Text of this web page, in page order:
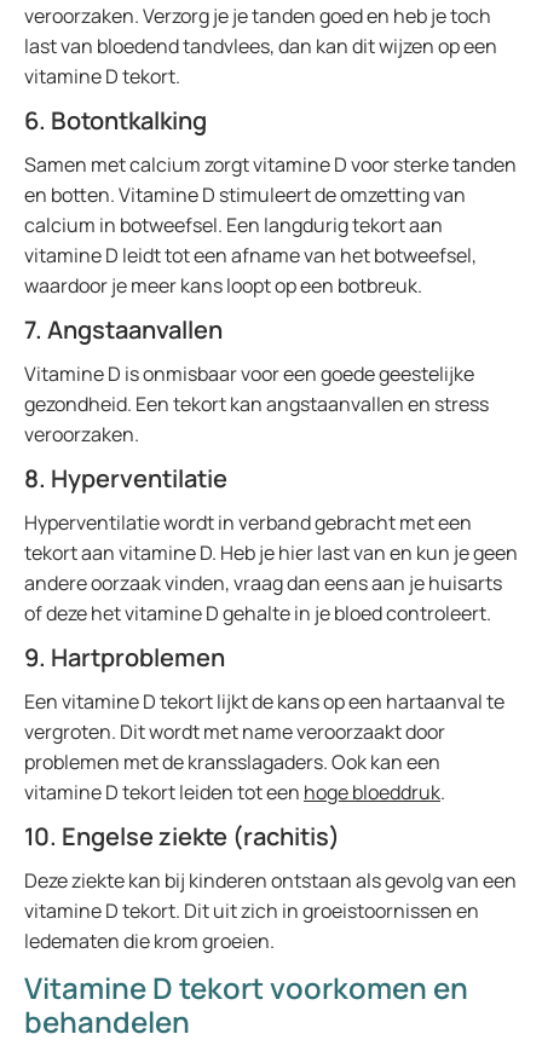
veroorzaken. Verzorg je je tanden goed en heb je toch
last van bloedend tandvlees, dan kan dit wijzen op een
vitamine D tekort.
6. Botontkalking
Samen met calcium zorgt vitamine D voor sterke tanden
en botten. Vitamine D stimuleert de omzetting van
calcium in botweefsel. Een langdurig tekort aan
vitamine D leidt tot een afname van het botweefsel,
waardoor je meer kans loopt op een botbreuk.
7. Angstaanvallen
Vitamine D is onmisbaar voor een goede geestelijke
gezondheid. Een tekort kan angstaanvallen en stress
veroorzaken.
8. Hyperventilatie
Hyperventilatie wordt in verband gebracht met een
tekort aan vitamine D. Heb je hier last van en kun je geen
andere oorzaak vinden, vraag dan eens aan je huisarts
of deze het vitamine D gehalte in je bloed controleert.
9. Hartproblemen
Een vitamine D tekort lijkt de kans op een hartaanval te
vergroten. Dit wordt met name veroorzaakt door
problemen met de kransslagaders. Ook kan een
vitamine D tekort leiden tot een hoge bloeddruk.
10. Engelse ziekte (rachitis)
Deze ziekte kan bij kinderen ontstaan als gevolg van een
vitamine D tekort. Dit uit zich in groeistoornissen en
ledematen die krom groeien.
Vitamine D tekort voorkomen en
behandelen